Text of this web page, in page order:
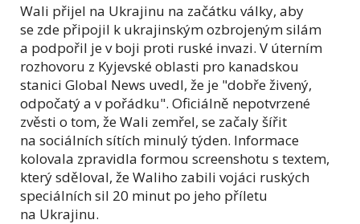
Wali přijel na Ukrajinu na začátku války, aby
se zde připojil k ukrajinským ozbrojeným silám
a podpořil je v boji proti ruské invazi. V úterním
rozhovoru z Kyjevské oblasti pro kanadskou
stanici Global News uvedl, že je "dobře živený,
odpočatý a v pořádku". Oficiálně nepotvrzené
zvěsti o tom, že Wali zemřel, se začaly šířit
na sociálních sítích minulý týden. Informace
kolovala zpravidla formou screenshotu s textem,
který sděloval, že Waliho zabili vojáci ruských
speciálních sil 20 minut po jeho příletu
na Ukrajinu.